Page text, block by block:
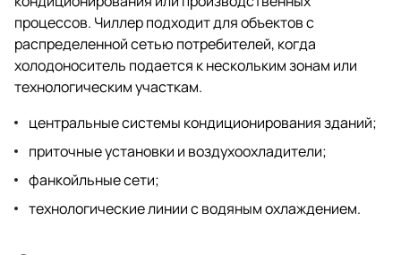
процессов. Чиллер подходит для объектов с
распределенной сетью потребителей, когда
холодоноситель подается к нескольким зонам или
технологическим участкам.
центральные системы кондиционирования зданий;
приточные установки и воздухоохладители;
фанкойльные сети;
технологические линии с водяным охлаждением.